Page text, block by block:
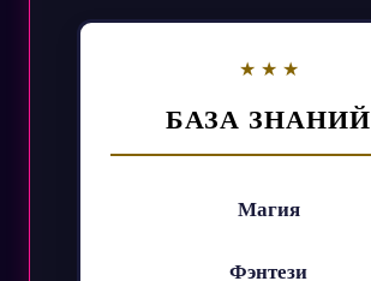
БАЗА ЗНАНИЙ
Магия
Фэнтези